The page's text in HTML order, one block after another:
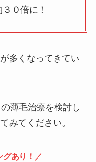
０倍に！
多くなってきてい
薄毛治療を検討し
みてください。
グあり！／